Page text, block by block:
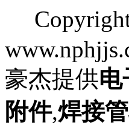
Copyright
豪杰提供电
附件,焊接